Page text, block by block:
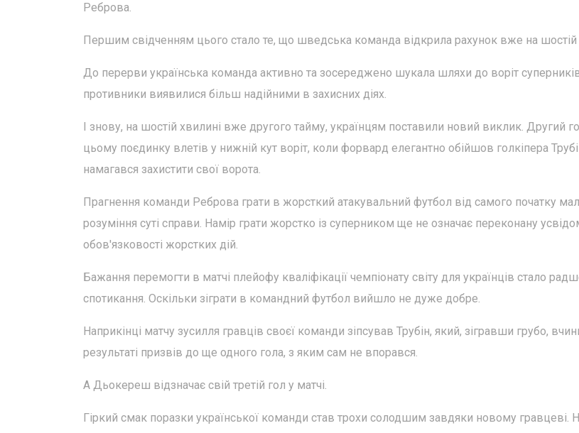
Реброва.
Першим свідченням цього стало те, що шведська команда відкрила рахунок вже на шостій
До перерви українська команда активно та зосереджено шукала шляхи до воріт суперників,
противники виявилися більш надійними в захисних діях.
І знову, на шостій хвилині вже другого тайму, українцям поставили новий виклик. Другий
цьому поєдинку влетів у нижній кут воріт, коли форвард елегантно обійшов голкіпера
намагався захистити свої ворота.
Прагнення команди Реброва грати в жорсткий атакувальний футбол від самого початку
розуміння суті справи. Намір грати жорстко із суперником ще не означає переконану
обов'язковості жорстких дій.
Бажання перемогти в матчі плейофу кваліфікації чемпіонату світу для українців стало
спотикання. Оскільки зіграти в командний футбол вийшло не дуже добре.
Наприкінці матчу зусилля гравців своєї команди зіпсував Трубін, який, зігравши грубо,
результаті призвів до ще одного гола, з яким сам не впорався.
А Дьокереш відзначає свій третій гол у матчі.
Гіркий смак поразки української команди став трохи солодшим завдяки новому гравцеві.